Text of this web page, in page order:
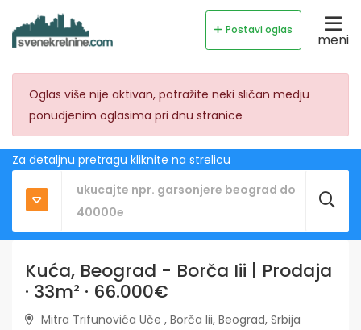
Postavi oglas
meni
Oglas više nije aktivan, potražite neki sličan medju
ponudjenim oglasima pri dnu stranice
Za detaljnu pretragu kliknite na strelicu
Kuća, Beograd - Borča Iii | Prodaja
· 33m² · 66.000€
Mitra Trifunovića Uče , Borča Iii, Beograd, Srbija